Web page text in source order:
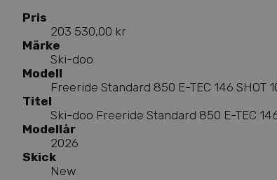
Pris
203 530,00 kr
Märke
Ski-doo
Modell
Freeride Standard 850 E-TEC 146 SHOT
Titel
Ski-doo Freeride Standard 850 E-TEC
Modellår
2026
Skick
New